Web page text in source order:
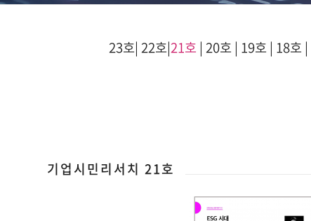
23호| 22호|21호 | 20호 | 19호 | 18호 |
기업시민리서치 21호